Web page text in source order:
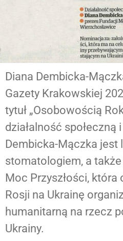
Diana Dembicka-
Gazety Krakowskiej
tytuł „Osobowością
działalność społeczną
Dembicka-Mączka jest
stomatologiem, a
Moc Przyszłości,
Rosji na Ukrainę
humanitarną na rzecz
Ukrainy.
Dental
Tourism